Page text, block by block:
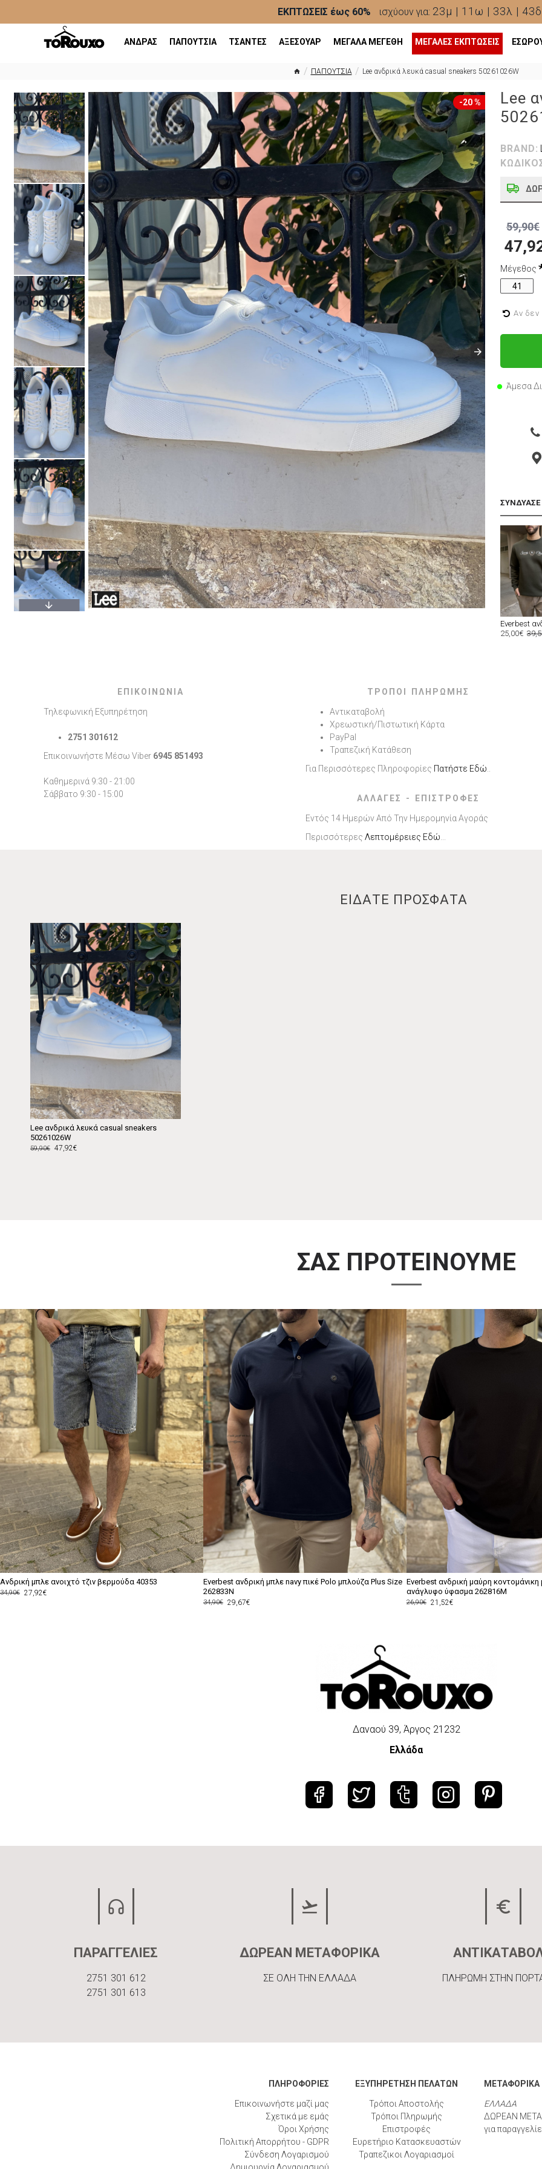
ΕΚΠΤΩΣΕΙΣ έως 60% ισχύουν για: 23μ | 11ω | 33λ | 41δ
ΑΝΔΡΑΣ ΠΑΠΟΥΤΣΙΑ ΤΣΑΝΤΕΣ ΑΞΕΣΟΥΑΡ ΜΕΓΑΛΑ ΜΕΓΕΘΗ ΜΕΓΆΛΕΣ ΕΚΠΤΏΣΕΙΣ
ΠΑΠΟΥΤΣΙΑ Lee ανδρικά λευκά casual sneakers 50261026W
-20 %
Lee
BRAND:
59,90€
Μέγεθος
41
Αν δεν
Άμεσα
ΣΥΝΔΥΑΣΕ
25,00€
ΕΠΙΚΟΙΝΩΝΙΑ
Τηλεφωνική Εξυπηρέτηση
2751 301612
Επικοινωνήστε Μέσω Viber 6945 851493
Καθημερινά 9:30 - 21:00
Σάββατο 9:30 - 15:00
ΤΡΟΠΟΙ ΠΛΗΡΩΜΗΣ
Αντικαταβολή
Χρεωστική/Πιστωτική Κάρτα
PayPal
Τραπεζική Κατάθεση
Για Περισσότερες Πληροφορίες Πατήστε Εδώ
ΑΛΛΑΓΕΣ - ΕΠΙΣΤΡΟΦΕΣ
Εντός 14 Ημερών Από Την Ημερομηνία Αγοράς
ΠερισσότερεςΛεπτομέρειες Εδώ
ΕΙΔΑΤΕ ΠΡΟΣΦΑΤΑ
Lee ανδρικά λευκά casual sneakers
50261026W
47,92€
59,90€
ΣΑΣ ΠΡΟΤΕΙΝΟΥΜΕ
Ανδρική μπλε ανοιχτό τζιν βερμούδα 40353
27,92€
34,90€
Everbest ανδρική μπλε navy πικέ Polo μπλούζα Plus Size
262833N
29,67€
34,90€
Everbest ανδρική μαύρη
ανάγλυφο ύφασμα 262816M
21,52€
26,90€
Δαναού 39, Άργος 21232
Ελλάδα
ΠΑΡΑΓΓΕΛΙΕΣ
2751 301 612
2751 301 613
ΔΩΡΕΑΝ ΜΕΤΑΦΟΡΙΚΑ
ΣΕ ΟΛΗ ΤΗΝ ΕΛΛΑΔΑ ΠΛΗΡΩΜΗ ΣΤΗΝ
ΠΛΗΡΟΦΟΡΙΕΣ
Επικοινωνήστε μαζί μας
Σχετικά με εμάς
Όροι Χρήσης
Πολιτική Απορρήτου - GDPR
Σύνδεση Λογαρισμού
ΕΞΥΠΗΡΕΤΗΣΗ ΠΕΛΑΤΩΝ
Τρόποι Αποστολής
Τρόποι Πληρωμής
Επιστροφές
Ευρετήριο Κατασκευαστών
Τραπεζικοι Λογαριασμοί
ΜΕΤΑΦΟΡΙΚΑ
ΕΛΛΑΔΑ
ΔΩΡΕΑΝ
για